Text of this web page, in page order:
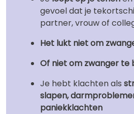
gevoel dat je
partner, vrouw of
Het lukt niet om
Of niet om zwanger te
Je hebt klachten als
slapen,
paniekklachten